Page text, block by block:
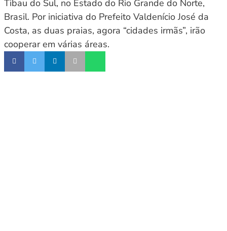
Tibau do Sul, no Estado do Rio Grande do Norte,
Brasil. Por iniciativa do Prefeito Valdenício José da
Costa, as duas praias, agora “cidades irmãs”, irão
cooperar em várias áreas.